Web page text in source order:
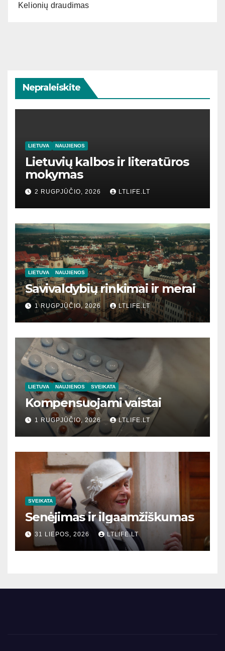
Kelionių draudimas
Nepraleiskite
LIETUVA NAUJIENOS
Lietuvių kalbos ir literatūros
mokymas
2 RUGPJŪČIO, 2026 LTLIFE.LT
LIETUVA NAUJIENOS
Savivaldybių rinkimai ir merai
1 RUGPJŪČIO, 2026 LTLIFE.LT
LIETUVA NAUJIENOS SVEIKATA
Kompensuojami vaistai
1 RUGPJŪČIO, 2026 LTLIFE.LT
SVEIKATA
Senėjimas ir ilgaamžiškumas
31 LIEPOS, 2026 LTLIFE.LT